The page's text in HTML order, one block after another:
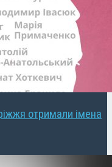
отримали імена